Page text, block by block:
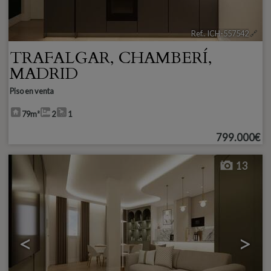
Ref.. ICH-557542🔗
TRAFALGAR, CHAMBERÍ,
MADRID
Piso en venta
79m² 2 1
799.000€
< >
13